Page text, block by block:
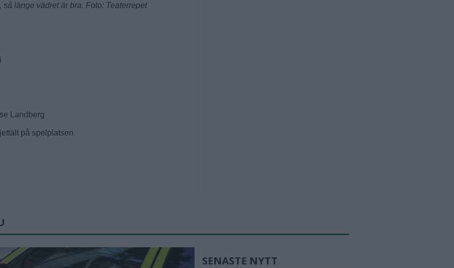
länge vädret är bra. Foto: Teaterrepet
Landberg
på spelplatsen
SENASTE NYTT